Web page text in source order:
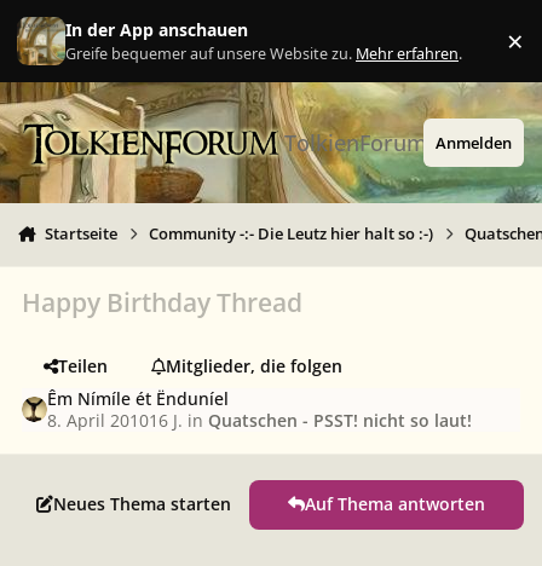
Zu Inhalt springen
In der App anschauen
Greife bequemer auf unsere Website zu. Mehr erfahren. ×
TolkienForum Anmelden
Startseite Community -:- Die Leutz hier halt so :-)
Happy Birthday Thread
Teilen
Mitglieder, die folgen
Êm Nímíle ét Ënduníel
8. April 201016 J. in Quatschen - PSST! nicht so laut!
Neues Thema starten Auf Thema antworten